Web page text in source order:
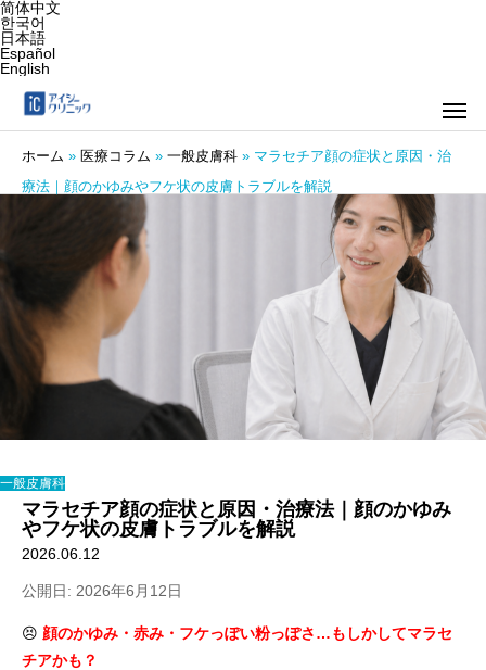
简体中文
한국어
日本語
Español
English
ホーム » 医療コラム » 一般皮膚科 » マラセチア顔の症状と原因・治
療法｜顔のかゆみやフケ状の皮膚トラブルを解説
一般皮膚科
マラセチア顔の症状と原因・治療法｜顔のかゆみ
やフケ状の皮膚トラブルを解説
2026.06.12
公開日: 2026年6月12日
😣 顔のかゆみ・赤み・フケっぽい粉っぽさ…もしかしてマラセ
チアかも？